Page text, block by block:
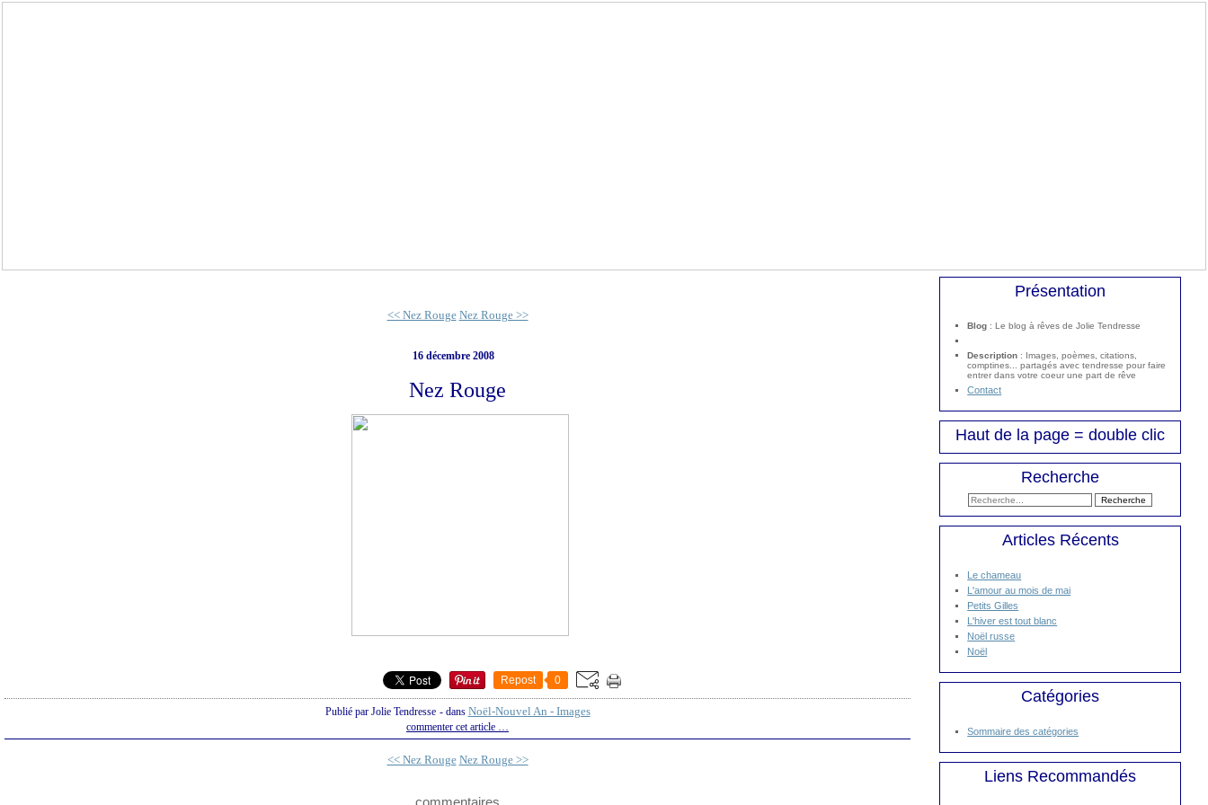
<< Nez Rouge Nez Rouge >>
16 décembre 2008
Nez Rouge
Repost 0
Publié par Jolie Tendresse -dans Noël-Nouvel An - Images
commenter cet article …
<< Nez Rouge Nez Rouge >>
commentaires
Présentation
Blog : Le blog à rêves de Jolie Tendresse
Description : Images, poèmes, citations,
comptines... partagés avec tendresse pour faire
entrer dans votre coeur une part de rêve
Contact
Haut de la page = double clic
Recherche
Articles Récents
Le chameau
L'amour au mois de mai
Petits Gilles
L'hiver est tout blanc
Noël russe
Noël
Catégories
Sommaire des catégories
Liens Recommandés